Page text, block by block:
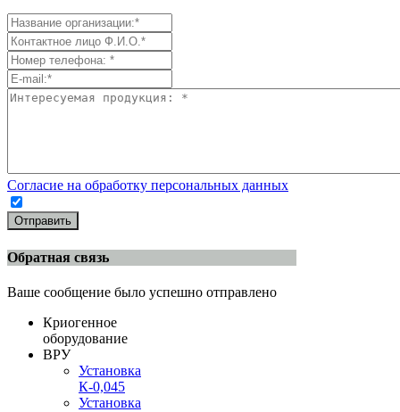
Согласие на обработку персональных данных
Отправить
Обратная связь
Ваше сообщение было успешно отправлено
Криогенное
оборудование
ВРУ
Установка
К-0,045
Установка